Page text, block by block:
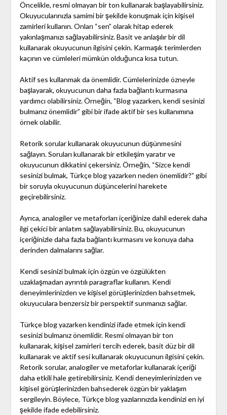
Öncelikle, resmi olmayan bir ton kullanarak başlayabilirsiniz.
Okuyucularınızla samimi bir şekilde konuşmak için kişisel
zamirleri kullanın. Onları “sen” olarak hitap ederek
yakınlaşmanızı sağlayabilirsiniz. Basit ve anlaşılır bir dil
kullanarak okuyucunun ilgisini çekin. Karmaşık terimlerden
kaçının ve cümleleri mümkün olduğunca kısa tutun.
Aktif ses kullanmak da önemlidir. Cümlelerinizde özneyle
başlayarak, okuyucunun daha fazla bağlantı kurmasına
yardımcı olabilirsiniz. Örneğin, “Blog yazarken, kendi sesinizi
bulmanız önemlidir” gibi bir ifade aktif bir ses kullanımına
örnek olabilir.
Retorik sorular kullanarak okuyucunun düşünmesini
sağlayın. Soruları kullanarak bir etkileşim yaratır ve
okuyucunun dikkatini çekersiniz. Örneğin, “Sizce kendi
sesinizi bulmak, Türkçe blog yazarken neden önemlidir?” gibi
bir soruyla okuyucunun düşüncelerini harekete
geçirebilirsiniz.
Ayrıca, analogiler ve metaforları içeriğinize dahil ederek daha
ilgi çekici bir anlatım sağlayabilirsiniz. Bu, okuyucunun
içeriğinizle daha fazla bağlantı kurmasını ve konuya daha
derinden dalmalarını sağlar.
Kendi sesinizi bulmak için özgün ve özgülükten
uzaklaşmadan ayrıntılı paragraflar kullanın. Kendi
deneyimlerinizden ve kişisel görüşlerinizden bahsetmek,
okuyuculara benzersiz bir perspektif sunmanızı sağlar.
Türkçe blog yazarken kendinizi ifade etmek için kendi
sesinizi bulmanız önemlidir. Resmi olmayan bir ton
kullanarak, kişisel zamirleri tercih ederek, basit düz bir dil
kullanarak ve aktif sesi kullanarak okuyucunun ilgisini çekin.
Retorik sorular, analogiler ve metaforlar kullanarak içeriği
daha etkili hale getirebilirsiniz. Kendi deneyimlerinizden ve
kişisel görüşlerinizden bahsederek özgün bir yaklaşım
sergileyin. Böylece, Türkçe blog yazılarınızda kendinizi en iyi
şekilde ifade edebilirsiniz.